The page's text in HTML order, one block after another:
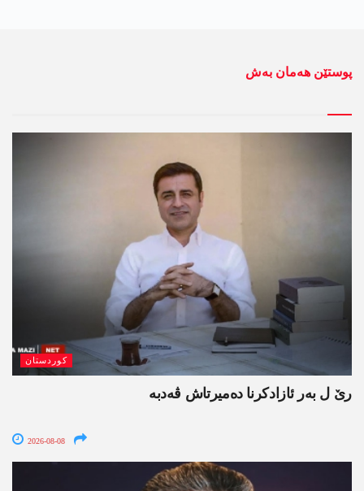
پوستێن ھەمان بەش
کوردستان
رێ ل بەر ئازادکرنا دەمیرتاش ڤەدبە
2026-08-08